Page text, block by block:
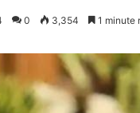
0 3,354 1 minute